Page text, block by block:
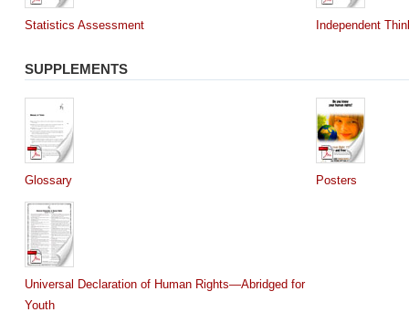
Statistics Assessment Independent
SUPPLEMENTS
Glossary Posters
Universal Declaration of Human Rights—Abridged for
Youth